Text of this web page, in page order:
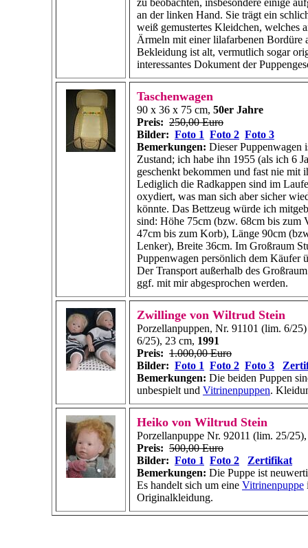
zu beobachten, insbesondere einige
an der linken Hand. Sie trägt ein
weiß gemustertes Kleidchen, welches
Ärmeln mit einer lilafarbenen Bordüre
Bekleidung ist alt, vermutlich sogar
interessantes Dokument der
Taschenwagen
90 x 36 x 75 cm, 50er Jahre
Preis: 250,00 Euro
Bilder: Foto 1 Foto 2 Foto 3
Bemerkungen: Dieser Puppenwagen
Zustand; ich habe ihn 1955 (als ich 6
geschenkt bekommen und fast nie mit
Lediglich die Radkappen sind im
oxydiert, was man sich aber sicher
könnte. Das Bettzeug würde ich
sind: Höhe 75cm (bzw. 68cm bis zum
47cm bis zum Korb), Länge 90cm
Lenker), Breite 36cm. Im Großraum
Puppenwagen persönlich dem Käufer
Der Transport außerhalb des
ggf. mit mir abgesprochen werden.
Zwillinge von Wiltrud Stein
Porzellanpuppen, Nr. 91101 (lim. 6/
6/25), 23 cm, 1991
Preis: 1.000,00 Euro
Bilder: Foto 1 Foto 2 Foto 3
Bemerkungen: Die beiden Puppen
unbespielt und Vitrinenpuppen.
Heiko von Wiltrud Stein
Porzellanpuppe Nr. 92011 (lim. 25/
Preis: 500,00 Euro
Bilder: Foto 1 Foto 2
Zertifikat
Bemerkungen: Die Puppe ist
Es handelt sich um eine Vitrinenpuppe
Originalkleidung.